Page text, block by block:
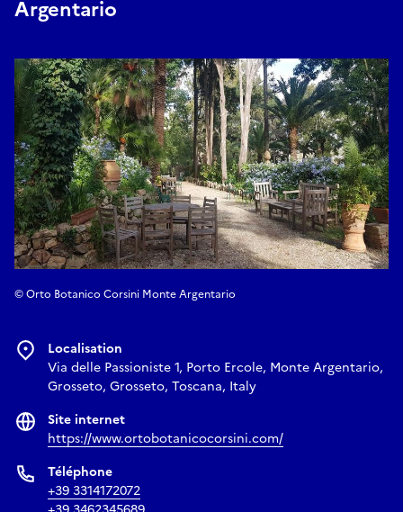
Argentario
© Orto Botanico Corsini Monte Argentario
Localisation
Via delle Passioniste 1, Porto Ercole, Monte Argentario,
Grosseto, Grosseto, Toscana, Italy
Site internet
https://www.ortobotanicocorsini.com/
Téléphone
+39 3314172072